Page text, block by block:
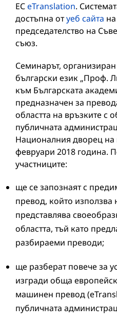
ЕСeTranslation.
достъпна отуеб сайта
председателство на
съюз.
Семинарът, организиран
български език „Проф.
към Българската
предназначен за
областта на връзките с
публичната
Националния дворец на
февруари 2018 година.
участниците:
ще се запознаят с
превод, който
представлява
областта, тъй като
разбираеми преводи;
ще разберат повече за
изгради обща
машинен превод
публичната